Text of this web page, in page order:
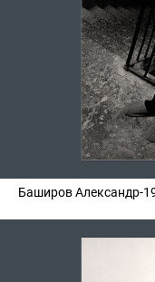
Баширов Александр-